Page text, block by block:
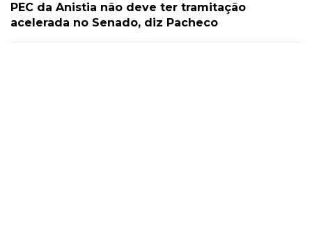
PEC da Anistia não deve ter tramitação
acelerada no Senado, diz Pacheco